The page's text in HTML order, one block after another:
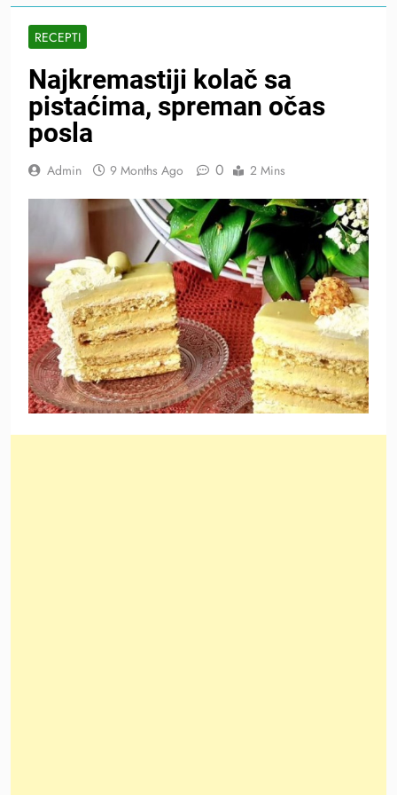
RECEPTI
Najkremastiji kolač sa
pistaćima, spreman očas
posla
Admin 9 Months Ago 0 2 Mins